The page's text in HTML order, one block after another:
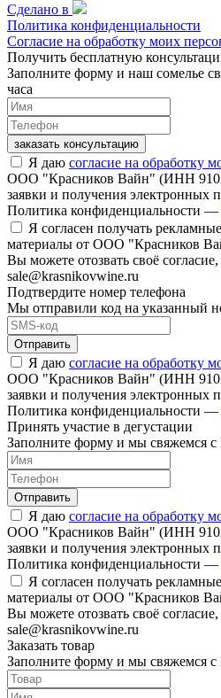
Сделано в
Политика конфиденциальности
Согласие на обработку моих
Получить бесплатную
Заполните форму и наш сомелье
часа
заказать консультацию
Я даю согласие на обработку
ООО "Красников Вайн" (ИНН
заявки и получения электронных
Политика конфиденциальности —
Я согласен получать
материалы от ООО "Красников
Вы можете отозвать своё
sale@krasnikovwine.ru
Подтвердите номер телефона
Мы отправили код на указанный
Отправить
Я даю согласие на обработку
ООО "Красников Вайн" (ИНН
заявки и получения электронных
Политика конфиденциальности —
Принять участие в дегустации
Заполните форму и мы свяжемся с
Отправить
Я даю согласие на обработку
ООО "Красников Вайн" (ИНН
заявки и получения электронных
Политика конфиденциальности —
Я согласен получать
материалы от ООО "Красников
Вы можете отозвать своё
sale@krasnikovwine.ru
Заказать товар
Заполните форму и мы свяжемся с